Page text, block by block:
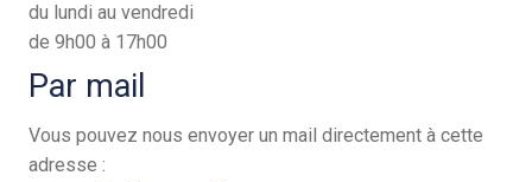
du lundi au vendredi
de 9h00 à 17h00
Par mail
Vous pouvez nous envoyer un mail directement à cette
adresse :